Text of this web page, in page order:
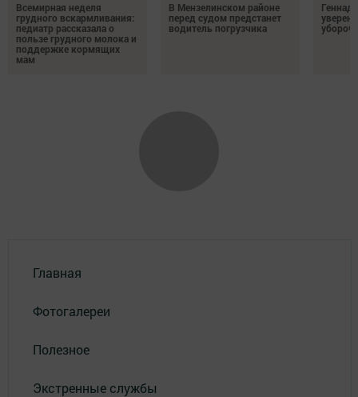
Всемирная неделя
грудного вскармливания:
педиатр рассказала о
пользе грудного молока и
поддержке кормящих
мам
В Мензелинском районе
перед судом предстанет
водитель погрузчика
Главная
Фотогалереи
Полезное
Экстренные службы